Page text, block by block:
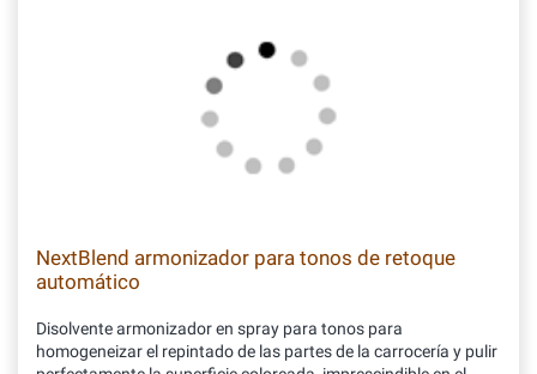
NextBlend armonizador para tonos de retoque
automático
Disolvente armonizador en spray para tonos para
homogeneizar el repintado de las partes de la carrocería y pulir